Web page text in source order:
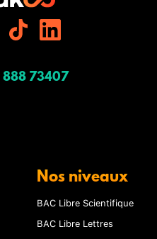
888 73407
Nos niveaux
BAC Libre Scientifique
BAC Libre Lettres